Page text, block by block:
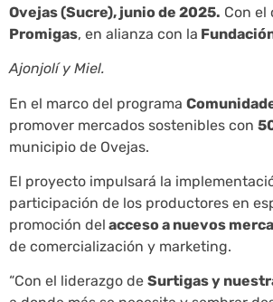
Ovejas (Sucre), junio de 2025. Con el
Promigas, en alianza con la
Ajonjolí y Miel.
En el marco del programa
promover mercados sostenibles con
municipio de Ovejas.
El proyecto impulsará la
participación de los productores en
promoción del acceso a nuevos
de comercialización y marketing.
“Con el liderazgo de Surtigas y